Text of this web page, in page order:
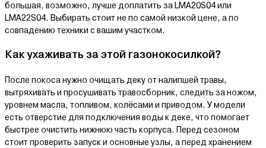
большая, возможно, лучше доплатить за LMA20S04 или
LMA22S04. Выбирать стоит не по самой низкой цене, а по
совпадению техники с вашим участком.
Как ухаживать за этой газонокосилкой?
После покоса нужно очищать деку от налипшей травы,
вытряхивать и просушивать травосборник, следить за ножом,
уровнем масла, топливом, колёсами и приводом. У модели
есть отверстие для подключения воды к деке, что помогает
быстрее очистить нижнюю часть корпуса. Перед сезоном
стоит проверить запуск и основные узлы, а перед хранением